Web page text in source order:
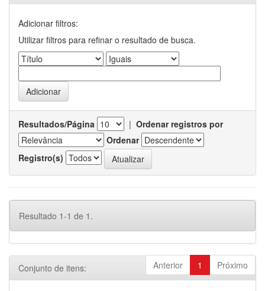
Adicionar filtros:
Utilizar filtros para refinar o resultado de busca.
Resultados/Página | Ordenar registros por
Ordenar
Registro(s)
Resultado 1-1 de 1.
Anterior 1 Próximo
Conjunto de itens: